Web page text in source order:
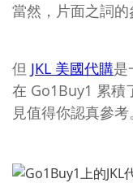
當然，片面之詞的
但 JKL 美國代購是
在 Go1Buy1 累積
見值得你認真參考。